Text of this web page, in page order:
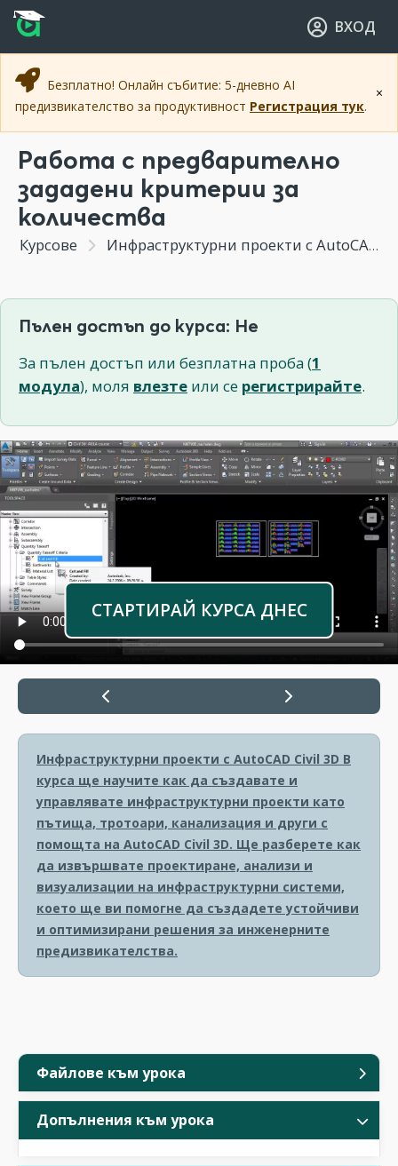
Прескочи към основното съдържание
Прескочи към навигацията
ВХОД
×
Безплатно! Онлайн събитие: 5-дневно AI
предизвикателство за продуктивност Регистрация тук.
Файлове към урока
Допълнения към урока
Работа с предварително
зададени критерии за
количества
Курсове Инфраструктурни проекти с AutoCAD Civil 3D
Пълен достъп до курса: Не
За пълен достъп или безплатна проба (1
модула), моля влезте или се регистрирайте.
СТАРТИРАЙ КУРСА ДНЕС
Инфраструктурни проекти с AutoCAD Civil 3D В
курса ще научите как да създавате и
управлявате инфраструктурни проекти като
пътища, тротоари, канализация и други с
помощта на AutoCAD Civil 3D. Ще разберете как
да извършвате проектиране, анализи и
визуализации на инфраструктурни системи,
което ще ви помогне да създадете устойчиви
и оптимизирани решения за инженерните
предизвикателства.